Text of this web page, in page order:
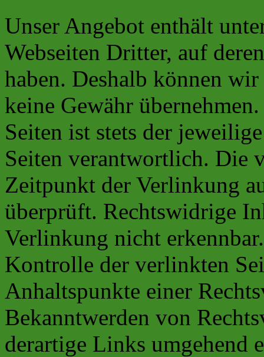
Unser Angebot enthält
Webseiten Dritter, auf
haben. Deshalb können
keine Gewähr
Seiten ist stets der
Seiten verantwortlich. Die
Zeitpunkt der Verlinkung
überprüft. Rechtswidrige
Verlinkung nicht
Kontrolle der verlinkten
Anhaltspunkte einer
Bekanntwerden von
derartige Links umgehend